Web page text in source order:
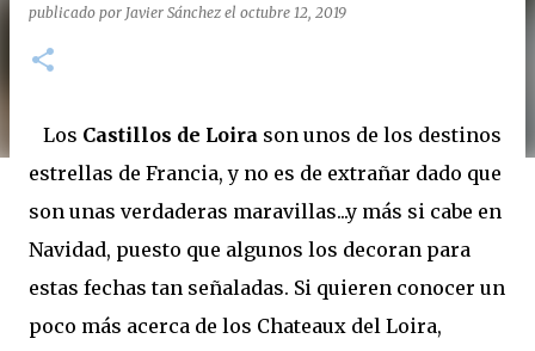
publicado por Javier Sánchez el octubre 12, 2019
Los Castillos de Loira son unos de los destinos
estrellas de Francia, y no es de extrañar dado que
son unas verdaderas maravillas...y más si cabe en
Navidad, puesto que algunos los decoran para
estas fechas tan señaladas. Si quieren conocer un
poco más acerca de los Chateaux del Loira,